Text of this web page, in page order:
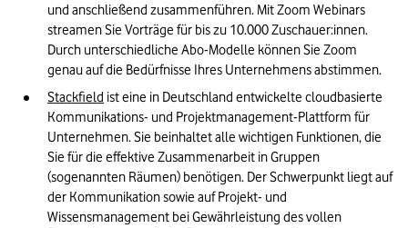
und anschließend zusammenführen. Mit Zoom Webinars
streamen Sie Vorträge für bis zu 10.000 Zuschauer:innen.
Durch unterschiedliche Abo-Modelle können Sie Zoom
genau auf die Bedürfnisse Ihres Unternehmens abstimmen.
Stackfield ist eine in Deutschland entwickelte cloudbasierte
Kommunikations- und Projektmanagement-Plattform für
Unternehmen. Sie beinhaltet alle wichtigen Funktionen, die
Sie für die effektive Zusammenarbeit in Gruppen
(sogenannten Räumen) benötigen. Der Schwerpunkt liegt auf
der Kommunikation sowie auf Projekt- und
Wissensmanagement bei Gewährleistung des vollen